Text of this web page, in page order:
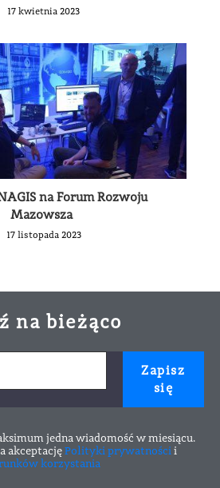
17 kwietnia 2023
na Forum Rozwoju
Mazowsza
17 listopada 2023
na bieżąco
jedna wiadomość w miesiącu.
akceptacjęPolityki prywatnościi
korzystania